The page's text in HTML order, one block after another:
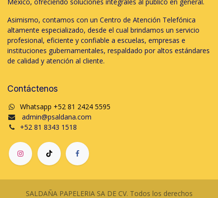
México, ofreciendo soluciones integrales al público en general.
Asimismo, contamos con un Centro de Atención Telefónica
altamente especializado, desde el cual brindamos un servicio
profesional, eficiente y confiable a escuelas, empresas e
instituciones gubernamentales, respaldado por altos estándares
de calidad y atención al cliente.
Contáctenos
Whatsapp +52 81 2424 5595
admin@psaldana.com
+52 81 8343 1518
SALDAÑA PAPELERIA SA DE CV. Todos los derechos